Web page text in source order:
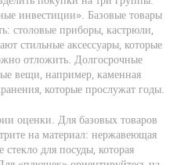
инвестиции». Базовые товары
столовые приборы, кастрюли,
стильные аксессуары, которые
отложить. Долгосрочные
вещи, например, каменная
которые прослужат годы.
оценки. Для базовых товаров
на материал: нержавеющая
стекло для посуды, которая